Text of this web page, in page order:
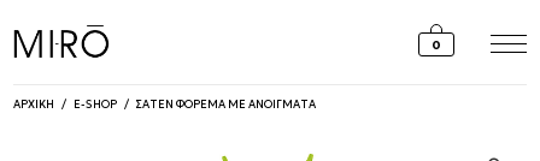
0
ΑΡΧΙΚΗ / E-SHOP / ΣΑΤΕΝ ΦΟΡΕΜΑ ΜΕ ΑΝΟΙΓΜΑΤΑ